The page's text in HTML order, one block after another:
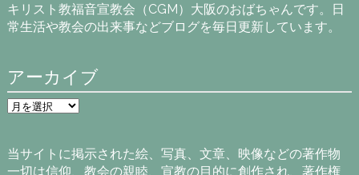
キリスト教福音宣教会（CGM）大阪のおばちゃんです。日
常生活や教会の出来事などブログを毎日更新しています。
アーカイブ
ア
ー
ブ
当サイトに掲示された絵、写真、文章、映像などの著作物
一切は信仰、教会の親睦、宣教の目的に創作され、著作権